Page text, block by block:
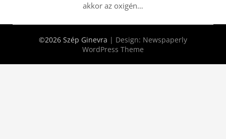
akkor az oxigén…
©2026 Szép Ginevra | Design: Newspaperly
WordPress Theme